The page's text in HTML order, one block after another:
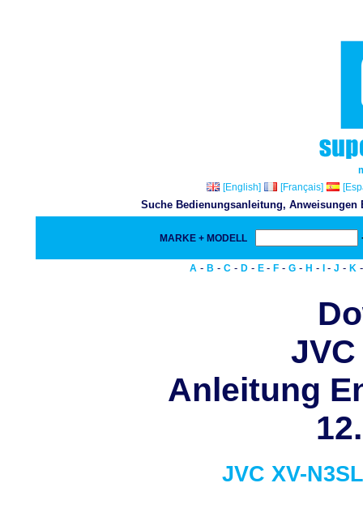
[English]
[Français]
Suche Bedienungsanleitung,
MARKE + MODELL
A - B - C - D - E - F - G - H - - J - K
JVC
Anleitung
JVC XV-N3SL